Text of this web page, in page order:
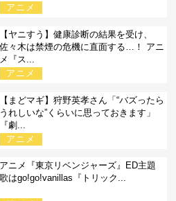
アニメ
【ヤニすう】健康診断の結果を受け、
佐々木は禁煙の危機に直面する…！ アニ
メ『ス...
アニメ
【まどマギ】狩野英孝さん「“バズったら
うれしいな”くらいに思っておきます」
『劇...
アニメ
アニメ『東京リベンジャーズ』ED主題
歌はgo!go!vanillas『トリック...